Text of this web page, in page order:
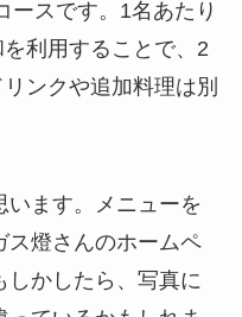
ースです。1名あたり
利用することで、2
ンクや追加料理は別
ます。メニューを
ス燈さんのホームペ
しかしたら、写真に